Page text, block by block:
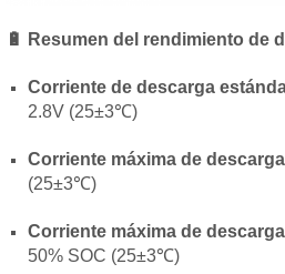
🔋 Resumen del rendimiento de
Corriente de descarga
2.8V (25±3℃)
Corriente máxima de
(25±3℃)
Corriente máxima de
50% SOC (25±3℃)